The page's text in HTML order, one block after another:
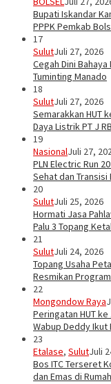
Bupati Iskandar
PPPK Pemkab
17
SulutJuli 27, 2026
Cegah Dini
Tuminting Manado
18
SulutJuli 27, 2026
Semarakkan HUT
Daya Listrik PT J
19
NasionalJuli 27,
PLN Electric Run
Sehat dan Transisi
20
SulutJuli 25, 2026
Hormati Jasa
Palu 3 Topang
21
SulutJuli 24, 2026
Topang Usaha
Resmikan
22
Mongondow Raya
Peringatan HUT
Wabup Deddy
23
Etalase, SulutJuli
Bos ITC Terseret
dan Emas di